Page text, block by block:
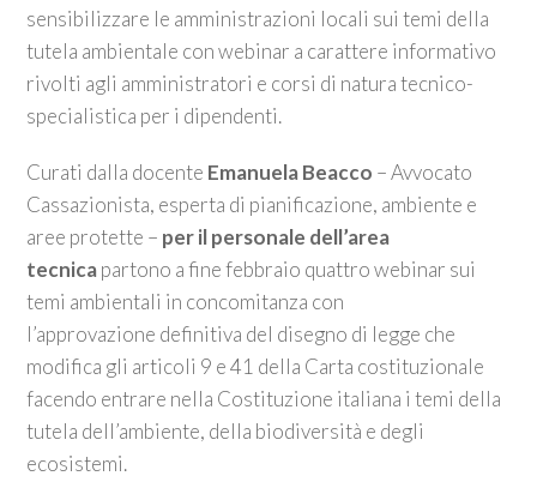
sensibilizzare le amministrazioni locali sui temi della
tutela ambientale con webinar a carattere informativo
rivolti agli amministratori e corsi di natura tecnico-
specialistica per i dipendenti.
Curati dalla docente Emanuela Beacco – Avvocato
Cassazionista, esperta di pianificazione, ambiente e
aree protette – per il personale dell’area
tecnicapartono a fine febbraio quattro webinar sui
temi ambientali in concomitanza con
l’approvazione definitiva del disegno di legge che
modifica gli articoli 9 e 41 della Carta costituzionale
facendo entrare nella Costituzione italiana i temi della
tutela dell’ambiente, della biodiversità e degli
ecosistemi.